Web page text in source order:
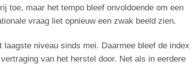
toe, maar het tempo bleef onvoldoende om een
vraag liet opnieuw een zwak beeld zien.
niveau sinds mei. Daarmee bleef de index
van het herstel door. Net als in eerdere